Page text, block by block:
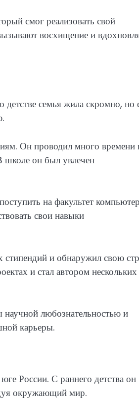
смог реализовать свой
восхищение и
детстве семья жила скромно, но
Он проводил много времени
школе он был увлечен
на факультет
свои навыки
и обнаружил свою
и стал автором нескольких
любознательностью и
карьеры.
России. С раннего детства он
окружающий мир.